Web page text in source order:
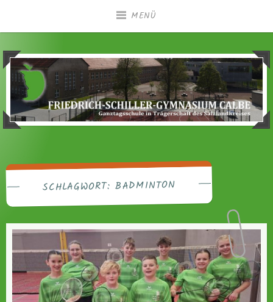
MENÜ
Friedrich-Schiller-
Gymnasium Calbe
Ganztagsgymnasium in Trägerschaft des
Salzlandkreises
SCHLAGWORT: BADMINTON